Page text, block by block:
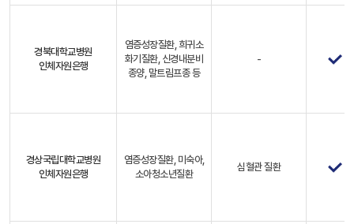
경북대학교병원
인체자원은행
염증성장질환, 희귀소
화기질환, 신경내분비
종양, 말트림프종 등
-
경상국립대학교병원
인체자원은행
염증성장질환, 미숙아,
소아청소년질환
심혈관 질환